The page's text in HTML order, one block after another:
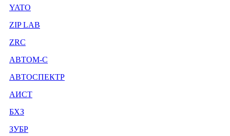
YATO
ZIP LAB
ZRC
АВТОМ-С
АВТОСПЕКТР
АИСТ
БХЗ
ЗУБР